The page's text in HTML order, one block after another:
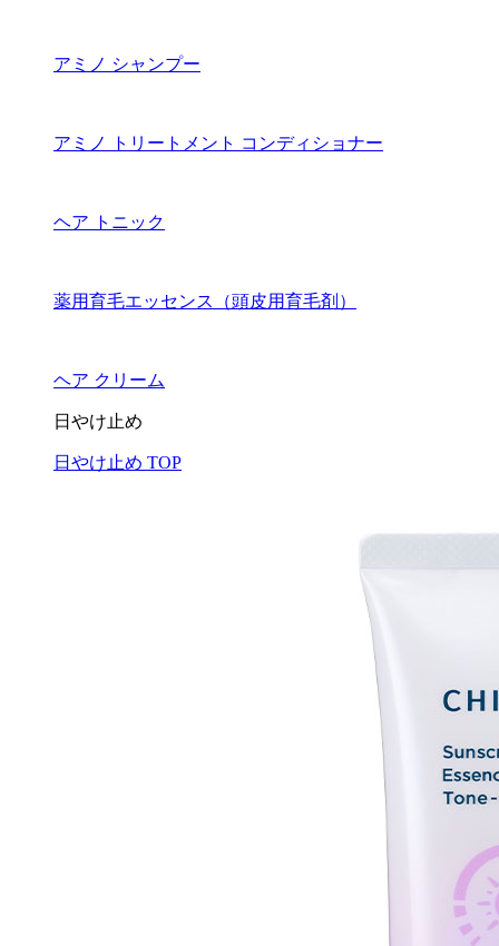
アミノ シャンプー
アミノ トリートメント コンディショナー
ヘア トニック
薬用育毛エッセンス（頭皮用育毛剤）
ヘア クリーム
日やけ止め
日やけ止め TOP